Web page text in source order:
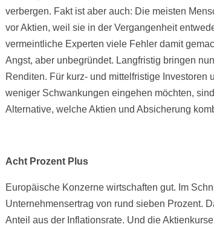
verbergen. Fakt ist aber auch: Die meisten
vor Aktien, weil sie in der Vergangenheit
vermeintliche Experten viele Fehler damit
Angst, aber unbegründet. Langfristig bringen
Renditen. Für kurz- und mittelfristige Investoren
weniger Schwankungen eingehen möchten,
Alternative, welche Aktien und Absicherung
Acht Prozent Plus
Europäische Konzerne wirtschaften gut. Im
Unternehmensertrag von rund sieben Prozent.
Anteil aus der Inflationsrate. Und die